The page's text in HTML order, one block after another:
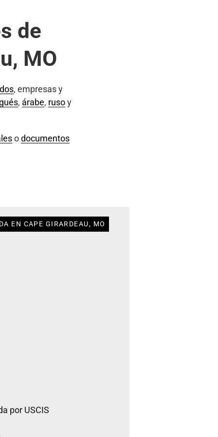
de
MO
, empresas y
, árabe, rusoy
odocumentos
EN CAPE GIRARDEAU, MO
por USCIS